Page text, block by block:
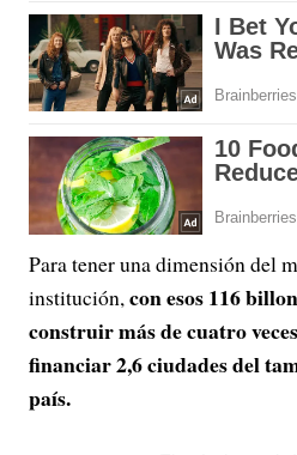
Para tener una dimensión del
institución,con esos 116
construir más de cuatro
financiar 2,6 ciudades del
país.